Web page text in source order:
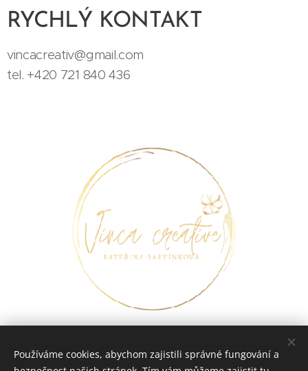
RYCHLÝ KONTAKT
vincacreativ@gmail.com
tel. +420 721 840 436
Používáme cookies, abychom zajistili správné fungování a